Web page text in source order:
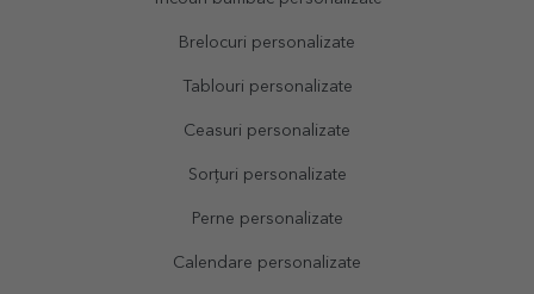
Brelocuri personalizate
Tablouri personalizate
Ceasuri personalizate
Sorțuri personalizate
Perne personalizate
Calendare personalizate